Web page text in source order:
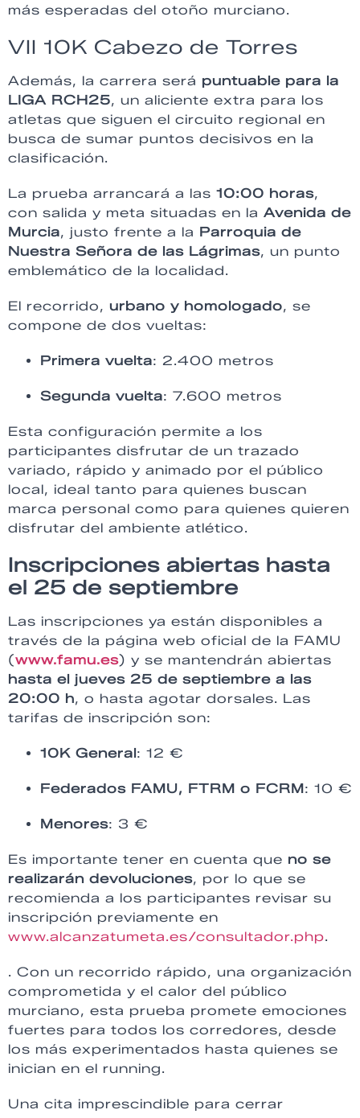
más esperadas del otoño murciano.
VII 10K Cabezo de Torres
Además, la carrera será puntuable para la
LIGA RCH25, un aliciente extra para los
atletas que siguen el circuito regional en
busca de sumar puntos decisivos en la
clasificación.
La prueba arrancará a las 10:00 horas,
con salida y meta situadas en la Avenida de
Murcia, justo frente a la Parroquia de
Nuestra Señora de las Lágrimas, un punto
emblemático de la localidad.
El recorrido, urbano y homologado, se
compone de dos vueltas:
Primera vuelta: 2.400 metros
Segunda vuelta: 7.600 metros
Esta configuración permite a los
participantes disfrutar de un trazado
variado, rápido y animado por el público
local, ideal tanto para quienes buscan
marca personal como para quienes quieren
disfrutar del ambiente atlético.
Inscripciones abiertas hasta
el 25 de septiembre
Las inscripciones ya están disponibles a
través de la página web oficial de la FAMU
(www.famu.es) y se mantendrán abiertas
hasta el jueves 25 de septiembre a las
20:00 h, o hasta agotar dorsales. Las
tarifas de inscripción son:
10K General : 12 €
Federados FAMU, FTRM o FCRM : 10 €
Menores: 3 €
Es importante tener en cuenta que no se
realizarán devoluciones, por lo que se
recomienda a los participantes revisar su
inscripción previamente en
www.alcanzatumeta.es/consultador.php.
. Con un recorrido rápido, una organización
comprometida y el calor del público
murciano, esta prueba promete emociones
fuertes para todos los corredores, desde
los más experimentados hasta quienes se
inician en el running.
Una cita imprescindible para cerrar